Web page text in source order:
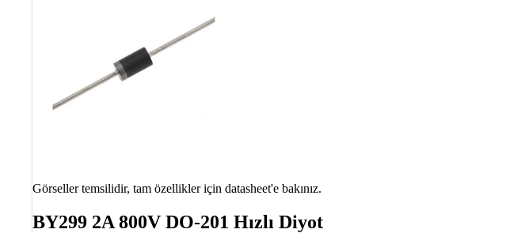
Görseller temsilidir, tam özellikler için datasheet'e bakınız.
BY299 2A 800V DO-201 Hızlı Diyot